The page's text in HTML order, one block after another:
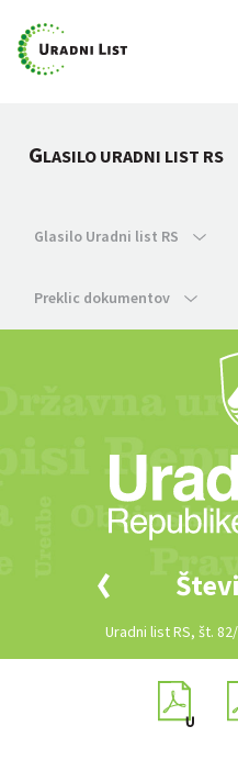
GLASILO URADNI LIST RS
Glasilo Uradni list RS
Preklic dokumentov
Uradni list RS, št.